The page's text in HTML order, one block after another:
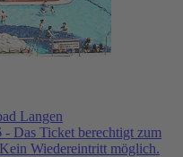
Langen
Das Ticket berechtigt zum
Wiedereintritt möglich.